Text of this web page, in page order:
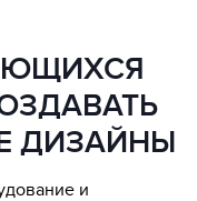
ДИЗАЙНЫ
и